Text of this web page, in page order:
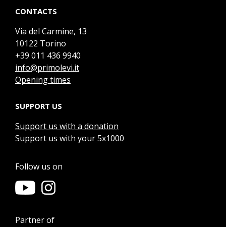
CONTACTS
Via del Carmine, 13
10122 Torino
+39 011 436 9940
info@primolevi.it
Opening times
SUPPORT US
Support us with a donation
Support us with your 5x1000
Follow us on
Partner of